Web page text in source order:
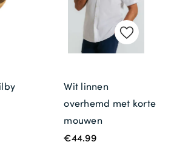
Wit linnen
overhemd met korte
mouwen
€44.99